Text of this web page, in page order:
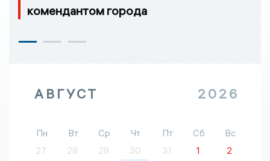
комендантом города
АВГУСТ 2026
Пн Вт Ср Чт Пт Сб
Вс
27
28 29 30 31 1
2